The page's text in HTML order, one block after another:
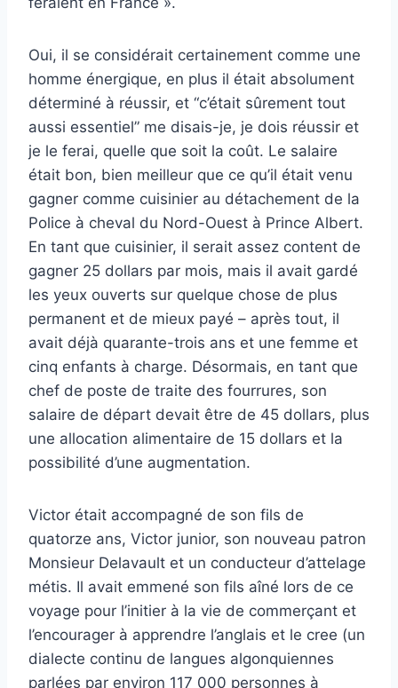
Oui, il se considérait certainement comme une
homme énergique, en plus il était absolument
déterminé à réussir, et “c’était sûrement tout
aussi essentiel” me disais-je, je dois réussir et
je le ferai, quelle que soit la coût. Le salaire
était bon, bien meilleur que ce qu’il était venu
gagner comme cuisinier au détachement de la
Police à cheval du Nord-Ouest à Prince Albert.
En tant que cuisinier, il serait assez content de
gagner 25 dollars par mois, mais il avait gardé
les yeux ouverts sur quelque chose de plus
permanent et de mieux payé – après tout, il
avait déjà quarante-trois ans et une femme et
cinq enfants à charge. Désormais, en tant que
chef de poste de traite des fourrures, son
salaire de départ devait être de 45 dollars, plus
une allocation alimentaire de 15 dollars et la
possibilité d’une augmentation.
Victor était accompagné de son fils de
quatorze ans, Victor junior, son nouveau patron
Monsieur Delavault et un conducteur d’attelage
métis. Il avait emmené son fils aîné lors de ce
voyage pour l’initier à la vie de commerçant et
l’encourager à apprendre l’anglais et le cree (un
dialecte continu de langues algonquiennes
parlées par environ 117 000 personnes à